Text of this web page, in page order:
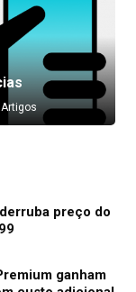
preço do
ganham